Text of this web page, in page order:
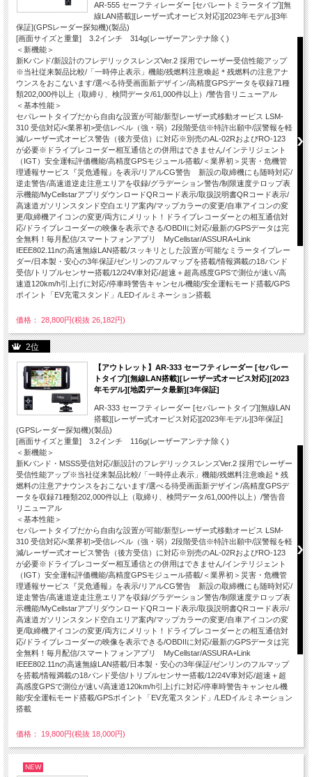
AR-555 セーフティレーダー [セパレートミラータイプ][無
線LAN搭載][レーザー式オービス対応][2023年モデル][3年
保証](GPSレーダー探知機)(製品)
[画面サイズと重量] 3.2インチ 314g(レーザーアンテナ除く)
＜新機能＞
新Kバンド/新設計のフレデリックスレンズVer.2 採用でレーザー受信性能アップ
※当社従来製品比較/「一時停止表示」機能/残燃料注意喚起＊残燃料の注意アナ
ウンスをおこないます/選べる待受画面新デザイン/高精度GPSデータを収録71種
類202,000件以上（取締り、検問データ/61,000件以上）/警告音リニューアル
＜基本性能＞
セパレートタイプだから自由な設置が可能/新型レーザー式移動オービス LSM-
310 受信対応/<業界初>受信レベル（強・弱）2段階受信※特許出願中/誤警報を軽
減/レーザー式オービス警告（後方受信）に対応※別売のAL-02RおよびRO-123
が必要※ドライブレコーダー相互通信との併用はできません/インテリジェント
（IGT）安全運転評価機能/高精度GPSモジュール搭載/＜業界初＞災害・危機管
理通報サービス『災危通報』を表示/リアルCG警告 新設の取締機にも随時対応/
逆走警告/高速道逆走注意エリアを収録/グラデーション警告/制限速度テロップ表
示機能/MyCellstarアプリダウンロードQRコード表示/取扱説明書QRコード表示/
高速道ガソリンスタンド空白エリア案内/マップカラーの変更/自車アイコンの変
更/取締機アイコンの変更/両方にメリット！ドライブレコーダーとの相互通信対
応/ドライブレコーダーの映像を表示できる/OBDIIに対応/最新のGPSデータは完
全無料！毎月配信/スマートフォンアプリ MyCellstar/ASSURA+Link
IEEE802.11nの高速無線LAN搭載/スッキリとした設置が可能なミラータイプレー
ダー/日本製・安心の3年保証/ゼンリンのフルマップを搭載/情報満載の18バンド
受信/トリプルセンサー搭載/12/24V車対応/超速＋超高感度GPSで測位が速い/高
速道120km/h引上げに対応/停車時警告キャンセル機能/安全運転モード搭載/GPS
ポイント「EV充電スタンド」/LEDイルミネーション搭載
価格： 28,800円(税抜 26,182円)
2位
【アウトレット】AR-333 セーフティレーダー [セパレー
トタイプ][無線LAN搭載][レーザー式オービス対応][2023
年モデル][地図データ最新][3年保証]
AR-333 セーフティレーダー [セパレートタイプ][無線LAN
搭載][レーザー式オービス対応][2023年モデル][3年保証]
(GPSレーダー探知機)(製品)
[画面サイズと重量] 3.2インチ 116g(レーザーアンテナ除く)
＜新機能＞
新Kバンド・MSSS受信対応/新設計のフレデリックスレンズVer.2 採用でレーザー
受信性能アップ※当社従来製品比較/「一時停止表示」機能/残燃料注意喚起＊残
燃料の注意アナウンスをおこないます/選べる待受画面新デザイン/高精度GPSデ
ータを収録71種類202,000件以上（取締り、検問データ/61,000件以上）/警告音
リニューアル
＜基本性能＞
セパレートタイプだから自由な設置が可能/新型レーザー式移動オービス LSM-
310 受信対応/<業界初>受信レベル（強・弱）2段階受信※特許出願中/誤警報を軽
減/レーザー式オービス警告（後方受信）に対応※別売のAL-02RおよびRO-123
が必要※ドライブレコーダー相互通信との併用はできません/インテリジェント
（IGT）安全運転評価機能/高精度GPSモジュール搭載/＜業界初＞災害・危機管
理通報サービス『災危通報』を表示/リアルCG警告 新設の取締機にも随時対応/
逆走警告/高速道逆走注意エリアを収録/グラデーション警告/制限速度テロップ表
示機能/MyCellstarアプリダウンロードQRコード表示/取扱説明書QRコード表示/
高速道ガソリンスタンド空白エリア案内/マップカラーの変更/自車アイコンの変
更/取締機アイコンの変更/両方にメリット！ドライブレコーダーとの相互通信対
応/ドライブレコーダーの映像を表示できる/OBDIIに対応/最新のGPSデータは完
全無料！毎月配信/スマートフォンアプリ MyCellstar/ASSURA+Link
IEEE802.11nの高速無線LAN搭載/日本製・安心の3年保証/ゼンリンのフルマップ
を搭載/情報満載の18バンド受信/トリプルセンサー搭載/12/24V車対応/超速＋超
高感度GPSで測位が速い/高速道120km/h引上げに対応/停車時警告キャンセル機
能/安全運転モード搭載/GPSポイント「EV充電スタンド」/LEDイルミネーション
搭載
価格： 19,800円(税抜 18,000円)
NEW